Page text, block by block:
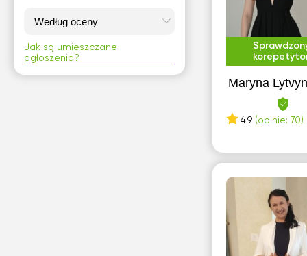
Maryna
4.9 (opinie: 70)
C
Chełm
Jak są umieszczane
ogłoszenia?